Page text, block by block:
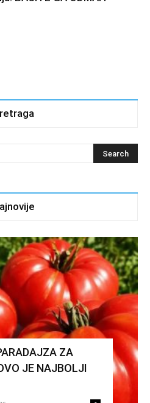
ZA
JE NAJBOLJI